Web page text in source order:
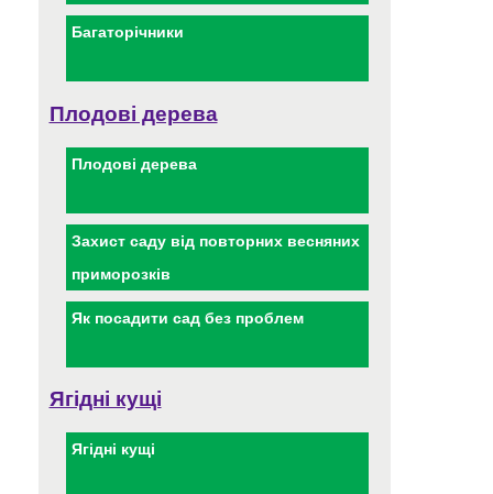
Багаторічники
Плодові дерева
Плодові дерева
Захист саду від повторних весняних
приморозків
Як посадити сад без проблем
Ягідні кущі
Ягідні кущі